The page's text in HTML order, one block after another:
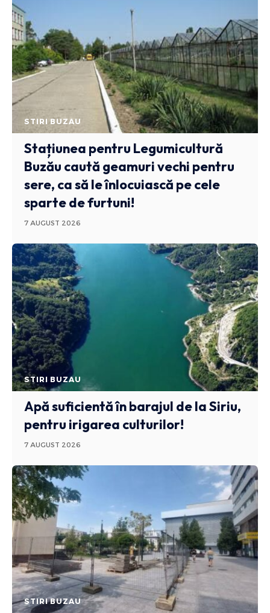
STIRI BUZAU
Stațiunea pentru Legumicultură
Buzău caută geamuri vechi pentru
sere, ca să le înlocuiască pe cele
sparte de furtuni!
7 AUGUST 2026
STIRI BUZAU
Apă suficientă în barajul de la Siriu,
pentru irigarea culturilor!
7 AUGUST 2026
STIRI BUZAU